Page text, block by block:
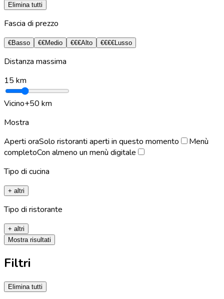
Elimina tutti
Fascia di prezzo
€Basso €€Medio €€€Alto €€€€ Lusso
Distanza massima
15 km
Vicino+50 km
Mostra
Aperti oraSolo ristoranti aperti in questo momento
Menù
completoCon almeno un menù digitale
Tipo di cucina
+ altri
Tipo di ristorante
+ altri
Mostra risultati
Filtri
Elimina tutti